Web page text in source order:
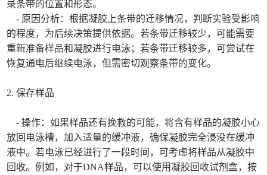
录条带的位置和形态。
- 原因分析：根据凝胶上条带的迁移情况，判断实验受影响
的程度，为后续决策提供依据。若条带迁移较少，可能需要
重新准备样品和凝胶进行电泳；若条带迁移较多，可尝试在
恢复通电后继续电泳，但需密切观察条带的变化。
2. 保存样品
- 操作：如果样品还有挽救的可能，将含有样品的凝胶小心
放回电泳槽，加入适量的缓冲液，确保凝胶完全浸没在缓冲
液中。若电泳已经进行了一段时间，可考虑将样品从凝胶中
回收。例如，对于DNA样品，可以使用凝胶回收试剂盒，按